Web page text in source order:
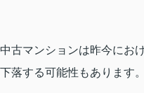
古マンションは昨今にお
落する可能性もあります。